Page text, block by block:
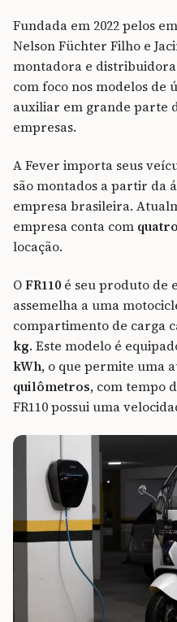
Fundada em 2022 pelos
Nelson Füchter Filho e
montadora e
com foco nos modelos de
auxiliar em grande parte
empresas.
A Fever importa seus
são montados a partir da
empresa brasileira.
empresa conta com
locação.
OFR110 é seu produto de
assemelha a uma
compartimento de carga
kg. Este modelo é
kWh, o que permite uma
quilômetros, com tempo
FR110 possui uma